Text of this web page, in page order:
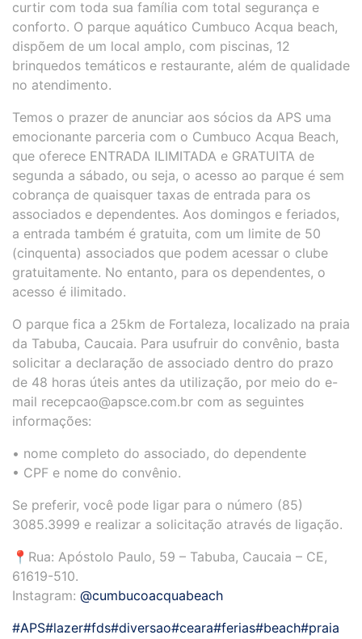
curtir com toda sua família com total segurança e
conforto. O parque aquático Cumbuco Acqua beach,
dispõem de um local amplo, com piscinas, 12
brinquedos temáticos e restaurante, além de qualidade
no atendimento.
Temos o prazer de anunciar aos sócios da APS uma
emocionante parceria com o Cumbuco Acqua Beach,
que oferece ENTRADA ILIMITADA e GRATUITA de
segunda a sábado, ou seja, o acesso ao parque é sem
cobrança de quaisquer taxas de entrada para os
associados e dependentes. Aos domingos e feriados,
a entrada também é gratuita, com um limite de 50
(cinquenta) associados que podem acessar o clube
gratuitamente. No entanto, para os dependentes, o
acesso é ilimitado.
O parque fica a 25km de Fortaleza, localizado na praia
da Tabuba, Caucaia. Para usufruir do convênio, basta
solicitar a declaração de associado dentro do prazo
de 48 horas úteis antes da utilização, por meio do e-
mail recepcao@apsce.com.br com as seguintes
informações:
• nome completo do associado, do dependente
• CPF e nome do convênio.
Se preferir, você pode ligar para o número (85)
3085.3999 e realizar a solicitação através de ligação.
📍Rua: Apóstolo Paulo, 59 – Tabuba, Caucaia – CE,
61619-510.
Instagram: @cumbucoacquabeach
#APS#lazer#fds#diversao#ceara#ferias#beach#praia